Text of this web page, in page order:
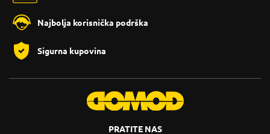
Najbolja korisnička podrška
Sigurna kupovina
PRATITE NAS